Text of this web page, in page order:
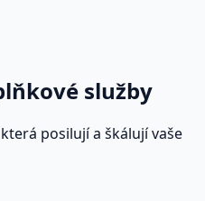
služby
posilují a škálují vaše